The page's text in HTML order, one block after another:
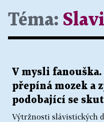
Téma:
V mysli
přepíná mozek a
podobající se
Výtržnosti slávistických